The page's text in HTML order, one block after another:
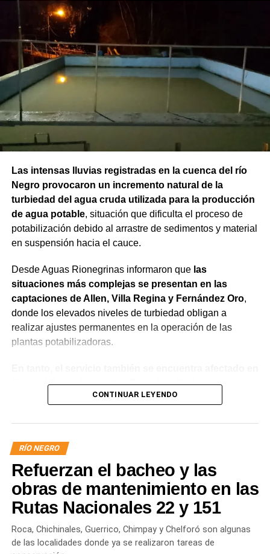
Las intensas lluvias registradas en la cuenca del río
Negro provocaron un incremento natural de la
turbiedad del agua cruda utilizada para la producción
de agua potable, situación que dificulta el proceso de
potabilización debido al arrastre de sedimentos y material
en suspensión hacia el cauce.
Desde Aguas Rionegrinas informaron que las
situaciones más complejas se presentan en las
captaciones de Allen, Villa Regina y Fernández Oro,
donde los elevados niveles de turbiedad obligan a
realizar ajustes permanentes en la operación de las
plantas potabilizadoras.
General Roca, Cipolletti y Balsa Las Perlas,
localidades donde podrían registrarse bajas de
trabaja para sostener la producción de agua potable.
Por otra parte, en Gral. E. Godoy se registran valores de
turbiedad cercanos a 80 NTU, mientras que en
Chichinales rondan los 10 NTU. En ambos casos, las
plantas continúan funcionando con monitoreo
permanente.
Los equipos técnicos de Aguas Rionegrinas mantienen
CONTINUAR LEYENDO
RÍO NEGRO
Refuerzan el bacheo y las
obras de mantenimiento en las
Rutas Nacionales 22 y 151
Roca, Chichinales, Guerrico, Chimpay y Chelforó son algunas
de las localidades donde ya se realizaron tareas de